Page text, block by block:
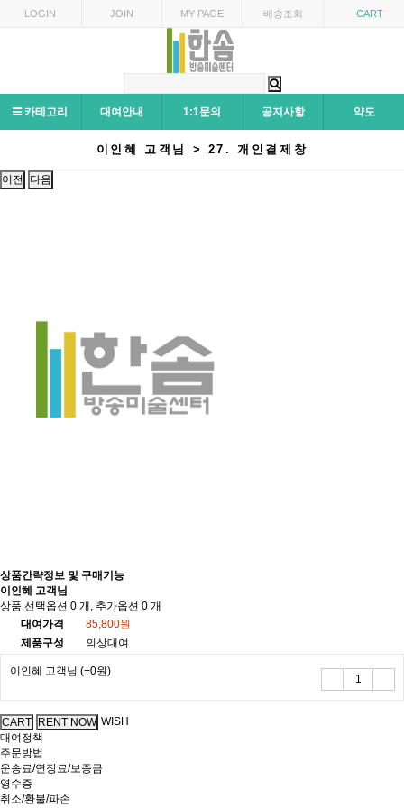
LOGIN JOIN MY PAGE 배송조회 CART
카테고리 대여안내 1:1문의 공지사항 약도
이인혜 고객님 > 27. 개인결제창
이전 다음
상품간략정보 및 구매기능
이인혜 고객님
상품 선택옵션 0 개, 추가옵션 0 개
대여가격
85,800원
제품구성
의상대여
이인혜 고객님 (+0원)
WISH
대여정책
주문방법
운송료/연장료/보증금
영수증
취소/환불/파손